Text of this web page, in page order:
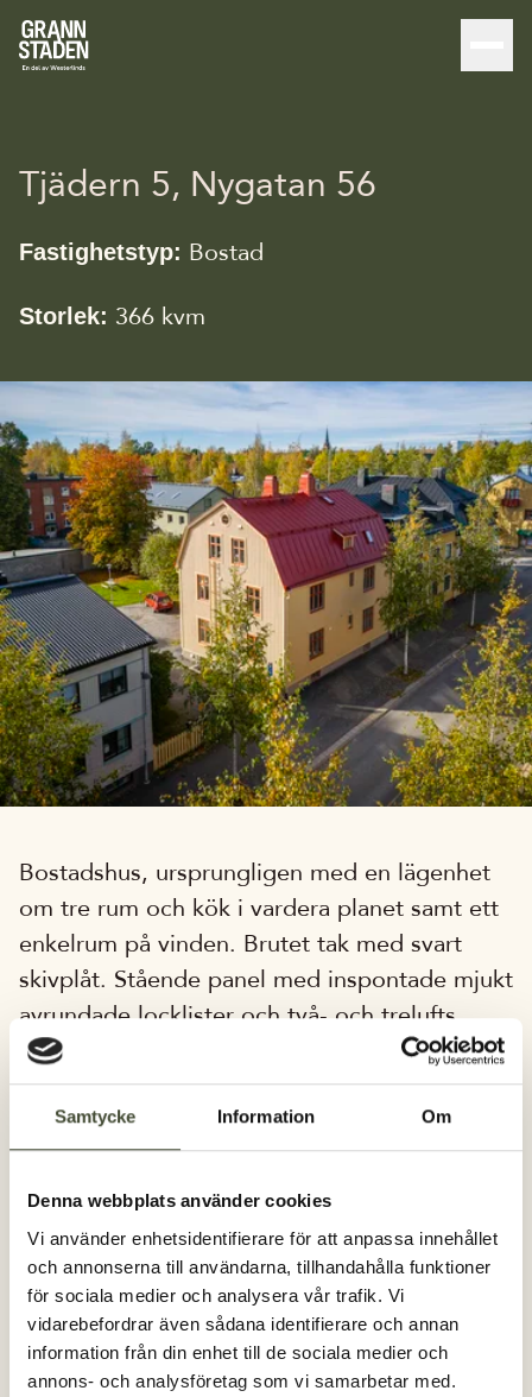
Samtycke Information Om
Denna webbplats använder cookies
Vi använder enhetsidentifierare för att anpassa innehållet
och annonserna till användarna, tillhandahålla funktioner
för sociala medier och analysera vår trafik. Vi
vidarebefordrar även sådana identifierare och annan
information från din enhet till de sociala medier och
annons- och analysföretag som vi samarbetar med.
Tjädern 5, Nygatan 56
Fastighetstyp: Bostad
Storlek: 366 kvm
Bostadshus, ursprungligen med en lägenhet
om tre rum och kök i vardera planet samt ett
enkelrum på vinden. Brutet tak med svart
skivplåt. Stående panel med inspontade mjukt
avrundade locklister och två- och trelufts
korspostfönster. Mot gården femkantigt
trapphus och vidbyggd balkong. Tätspröjsade
småfönster i trapphus och förråd. Välbevarat,
högt bevarandevärde.
1 Rum och kök
4
1,5 Rum och kök
1
2 Rum och kök
1
3 Rum och kök
1